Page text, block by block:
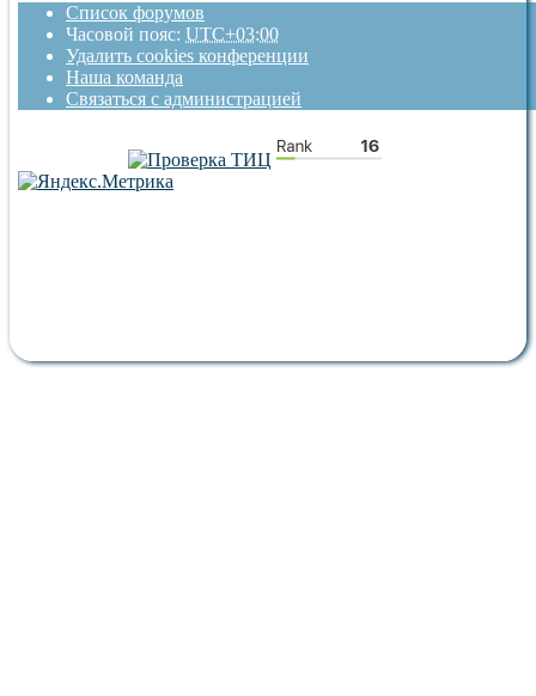
Список форумов
Часовой пояс: UTC+03:00
Удалить cookies конференции
Наша команда
Связаться с администрацией